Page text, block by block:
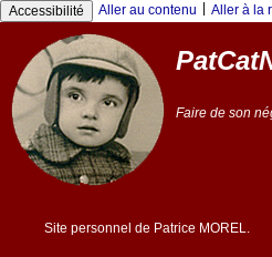
Accessibilité Aller au contenu Aller à la
Faire de son
Site personnel de Patrice MOREL.